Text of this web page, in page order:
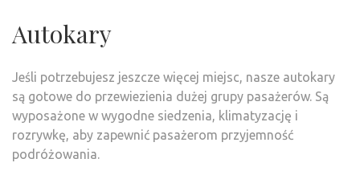
Autokary
Jeśli potrzebujesz jeszcze więcej miejsc, nasze autokary
są gotowe do przewiezienia dużej grupy pasażerów. Są
wyposażone w wygodne siedzenia, klimatyzację i
rozrywkę, aby zapewnić pasażerom przyjemność
podróżowania.